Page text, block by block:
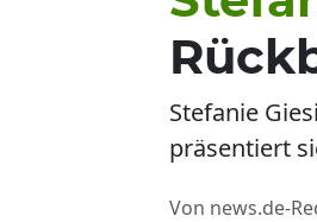
Stefanie
präsentiert
Von news.de-